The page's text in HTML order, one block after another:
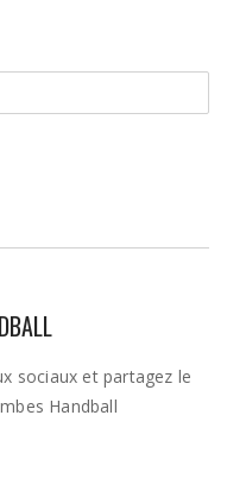
sociaux et partagez le
Handball